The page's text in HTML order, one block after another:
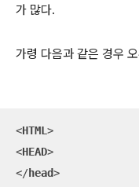
가 많다.
가령 다음과 같은 경우
<HTML >
<HEAD>
</head>